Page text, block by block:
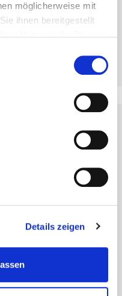
möglicherweise mit
ihnen bereitgestellt
Details zeigen
estar informado?